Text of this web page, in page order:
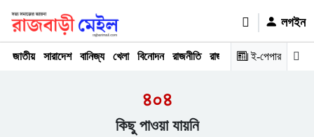
লগইন
জাতীয় সারাদেশ বানিজ্য খেলা বিনোদন রাজনীতি রাজধানী অপরাধ মতামত
ই-পেপার
৪০৪
কিছু পাওয়া যায়নি